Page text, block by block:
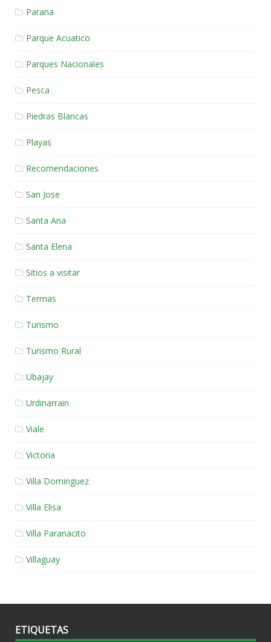
Parana
Parque Acuatico
Parques Nacionales
Pesca
Piedras Blancas
Playas
Recomendaciones
San Jose
Santa Ana
Santa Elena
Sitios a visitar
Termas
Turismo
Turismo Rural
Ubajay
Urdinarrain
Viale
Victoria
Villa Dominguez
Villa Elisa
Villa Paranacito
Villaguay
ETIQUETAS